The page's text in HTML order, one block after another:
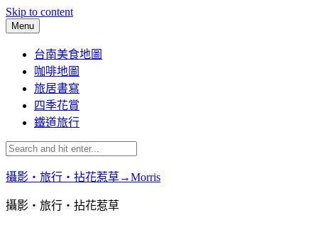
Skip to content
Menu
台南美食地圖
咖啡地圖
旅居書寫
四季花賞
鐵道旅行
攝影‧旅行‧拈花惹草→Morris
攝影‧旅行‧拈花惹草